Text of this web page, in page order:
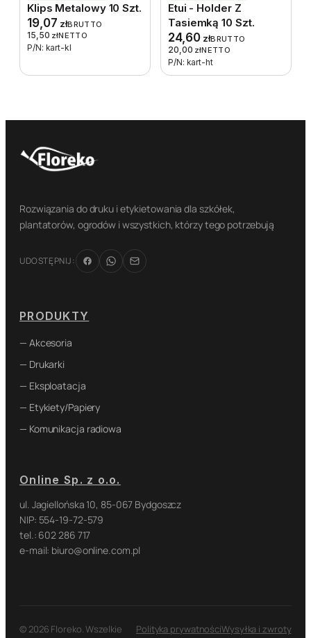
Klips Metalowy 10 Szt.
19,07 złBRUTTO
15,50 złNETTO
P/N: kart-kl
Etui - Holder Z
Tasiemką 10 Szt.
24,60 złBRUTTO
20,00 złNETTO
P/N: kart-ht
Rozwiązania do druku i etykietowania dla szkółek,
plantatorów, ogrodów i wszystkich, którzy tego potrzebują
UDOSTĘPNIJ:
PRODUKTY
— Akcesoria
— Drukarki
— Eksploatacja
— Etykiety/Papiery
— Komunikacja radiowa
Online Sp. z o.o.
ul. Jagiellońska 10, 85-067 Bydgoszcz
NIP: 554-19-72-579
tel.: 602 286 717
e-mail: biuro@online.com.pl
© 2026 Floreko. Wszelkie
Polityka prywatnościWysyłka i zwroty